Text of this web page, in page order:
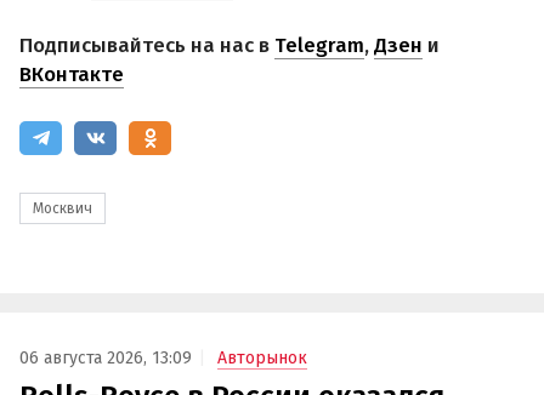
Подписывайтесь на нас в Telegram,Дзен и
ВКонтакте
Москвич
06 августа 2026, 13:09 Авторынок